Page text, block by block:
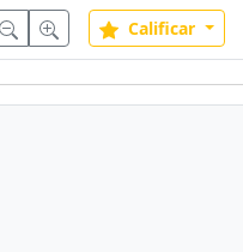
Calificar